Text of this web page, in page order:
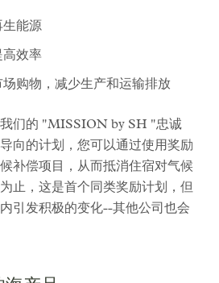
生能源
高效率
购物，减少生产和运输排放
们的 "MISSION by SH "忠诚
向的计划，您可以通过使用奖励
补偿项目，从而抵消住宿对气候
止，这是首个同类奖励计划，但
引发积极的变化--其他公司也会